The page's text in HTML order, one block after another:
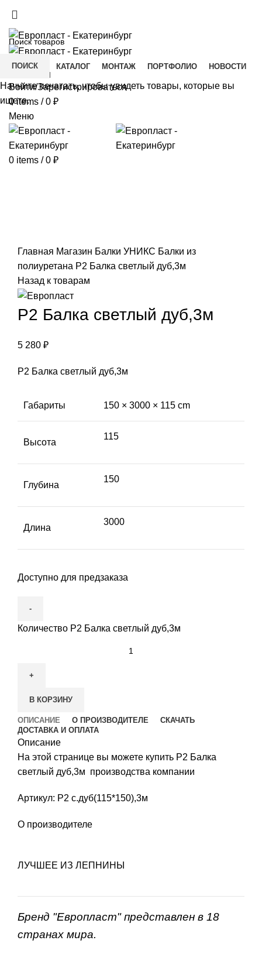
ГЛАВНАЯ КАТАЛОГ МОНТАЖ ПОРТФОЛИО
НОВОСТИ
КОНТАКТЫ
Войти/Зарегистрироваться
0items / 0 ₽
Меню
0 items / 0 ₽
Главная Магазин Балки УНИКС Балки из
полиуретана Р2 Балка светлый дуб,3м
Назад к товарам
Р2 Балка светлый дуб,3м
5 280 ₽
Р2 Балка светлый дуб,3м
Габариты 150 × 3000 × 115 cm
Высота
115
Глубина
150
Длина
3000
Доступно для предзаказа
Количество Р2 Балка светлый дуб,3м
В КОРЗИНУ
ОПИСАНИЕ О ПРОИЗВОДИТЕЛЕ
СКАЧАТЬ
ДОСТАВКА И ОПЛАТА
Описание
На этой странице вы можете купить Р2 Балка
светлый дуб,3м производства компании
Артикул: Р2 с.дуб(115*150),3м
О производителе
ЛУЧШЕЕ ИЗ ЛЕПНИНЫ
Бренд "Европласт" представлен в 18
странах мира.
ПОИСК
Начните печатать, чтобы увидеть товары, которые вы
ищете.